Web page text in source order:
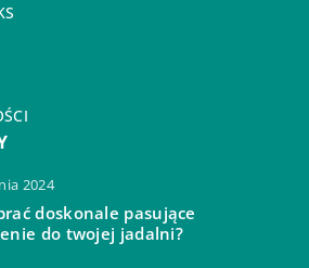
2024
doskonale pasujące
do twojej jadalni?